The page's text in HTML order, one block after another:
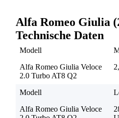
Alfa Romeo Giulia
Technische Daten
Modell
Alfa Romeo Giulia Veloce
2.0 Turbo AT8 Q2
Modell
Alfa Romeo Giulia Veloce